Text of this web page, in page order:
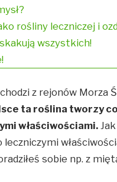
rośliny leczniczej i
wszystkich!
z rejonów Morza
ta roślina tworzy
właściwościami.
sobie np. z